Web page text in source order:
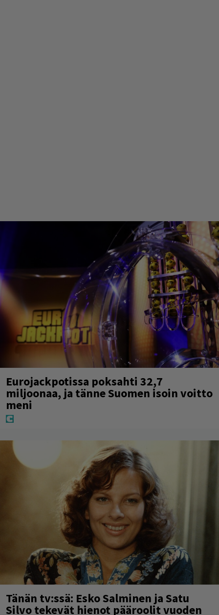
Eurojackpotissa poksahti 32,7
miljoonaa, ja tänne Suomen isoin voitto
meni
Tänän tv:ssä: Esko Salminen ja Satu
Silvo tekevät hienot pääroolit vuoden